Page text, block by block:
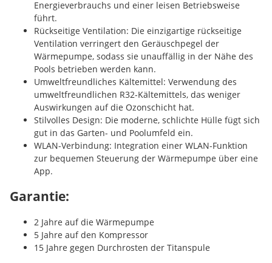
Energieverbrauchs und einer leisen Betriebsweise
führt.
Rückseitige Ventilation: Die einzigartige rückseitige
Ventilation verringert den Geräuschpegel der
Wärmepumpe, sodass sie unauffällig in der Nähe des
Pools betrieben werden kann.
Umweltfreundliches Kältemittel: Verwendung des
umweltfreundlichen R32-Kältemittels, das weniger
Auswirkungen auf die Ozonschicht hat.
Stilvolles Design: Die moderne, schlichte Hülle fügt sich
gut in das Garten- und Poolumfeld ein.
WLAN-Verbindung: Integration einer WLAN-Funktion
zur bequemen Steuerung der Wärmepumpe über eine
App.
Garantie:
2 Jahre auf die Wärmepumpe
5 Jahre auf den Kompressor
15 Jahre gegen Durchrosten der Titanspule